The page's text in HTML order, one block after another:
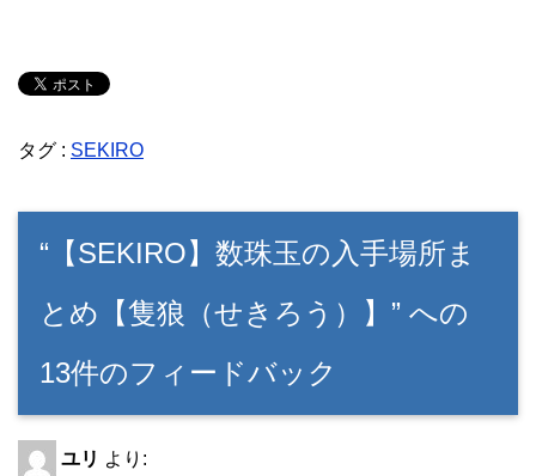
タグ : SEKIRO
“【SEKIRO】数珠玉の入手場所ま
とめ【隻狼（せきろう）】” への
13件のフィードバック
ユリ より: